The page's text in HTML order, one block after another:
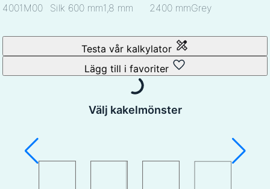
Välj kakelmönster
4001M00 Silk 600 mm1,8 mm 2400 mmGrey
Testa vår kalkylator
Lägg till i favoriter